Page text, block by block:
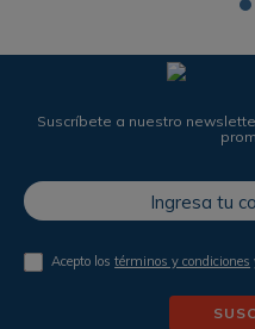
Suscríbete a nuestro
Acepto lostérminos y condiciones